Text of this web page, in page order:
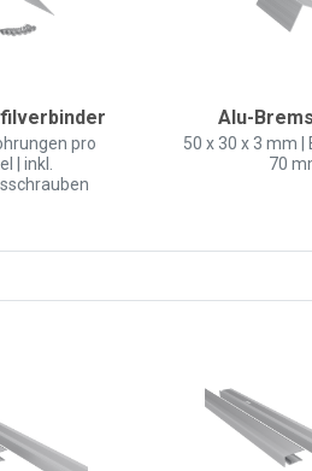
pro
| inkl.
Alu-
50 x 30 x 3 mm |
70